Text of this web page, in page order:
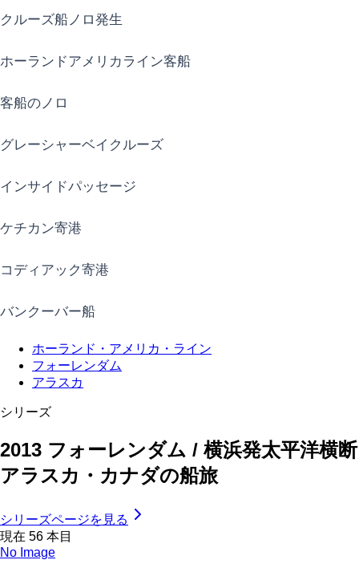
クルーズ船ノロ発生
ホーランドアメリカライン客船
客船のノロ
グレーシャーベイクルーズ
インサイドパッセージ
ケチカン寄港
コディアック寄港
バンクーバー船
ホーランド・アメリカ・ライン
フォーレンダム
アラスカ
シリーズ
2013 フォーレンダム / 横浜発太平洋横断
アラスカ・カナダの船旅
シリーズページを見る
現在 56 本目
No Image